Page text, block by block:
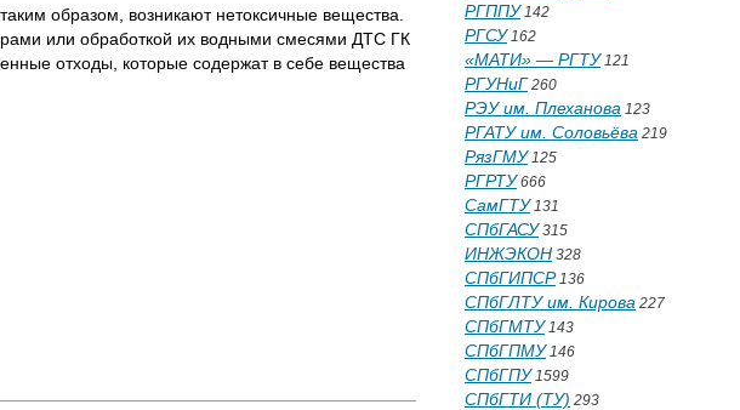
образом, возникают нетоксичные вещества.
или обработкой их водными смесями ДТС ГК
отходы, которые содержат в себе вещества
РГППУ142
РГСУ162
«МАТИ» — РГТУ121
РГУНиГ 260
РЭУ им. Плеханова 123
РГАТУ им. Соловьёва 219
РязГМУ125
РГРТУ666
СамГТУ131
СПбГАСУ315
ИНЖЭКОН 328
СПбГИПСР136
СПбГЛТУ им. Кирова 227
СПбГМТУ143
СПбГПМУ146
СПбГПУ1599
СПбГТИ (ТУ) 293